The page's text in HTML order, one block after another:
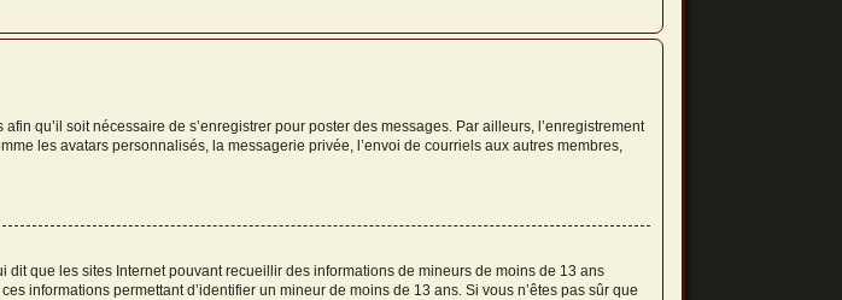
qu’il soit nécessaire de s’enregistrer pour poster des messages. Par ailleurs, l’enregistrement
les avatars personnalisés, la messagerie privée, l’envoi de courriels aux autres membres,
que les sites Internet pouvant recueillir des informations de mineurs de moins de 13 ans
informations permettant d’identifier un mineur de moins de 13 ans. Si vous n’êtes pas sûr que